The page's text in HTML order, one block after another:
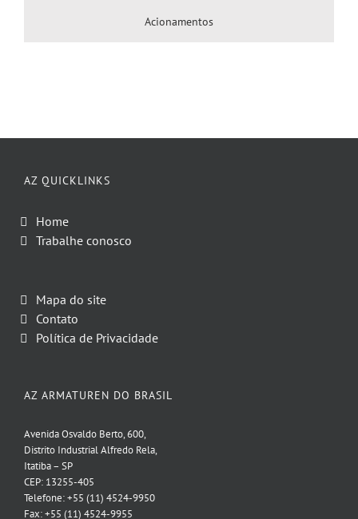
Acionamentos
AZ QUICKLINKS
Home
Trabalhe conosco
Mapa do site
Contato
Política de Privacidade
AZ ARMATUREN DO BRASIL
Avenida Osvaldo Berto, 600,
Distrito Industrial Alfredo Rela,
Itatiba – SP
CEP: 13255-405
Telefone: +55 (11) 4524-9950
Fax: +55 (11) 4524-9955